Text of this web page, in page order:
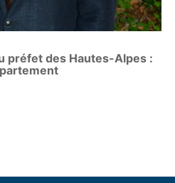
préfet des Hautes-Alpes :